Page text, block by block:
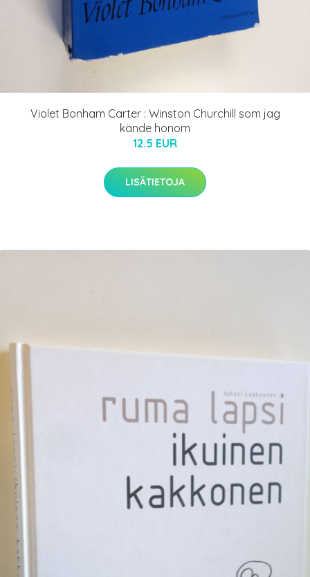
Violet Bonham Carter : Winston Churchill som jag
kände honom
12.5 EUR
LISÄTIETOJA